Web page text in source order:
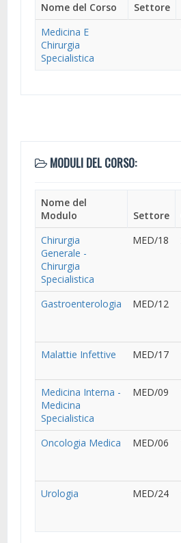
Nome del Corso Settore
Medicina E
Chirurgia
Specialistica
MODULI DEL CORSO:
Nome del
Modulo
Settore
Chirurgia
Generale -
Chirurgia
Specialistica
MED/18
Gastroenterologia MED/12
Malattie Infettive
MED/17
Medicina Interna -
Medicina
Specialistica
MED/09
Oncologia Medica MED/06
Urologia
MED/24